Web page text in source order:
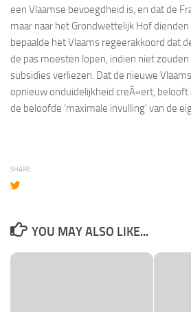
een Vlaamse bevoegdheid is, en dat de
maar naar het Grondwettelijk Hof
bepaalde het Vlaams regeerakkoord dat
de pas moesten lopen, indien niet
subsidies verliezen. Dat de nieuwe
opnieuw onduidelijkheid creÃ«ert,
de beloofde ‘maximale invulling’ van de
SHARE
YOU MAY ALSO LIKE...